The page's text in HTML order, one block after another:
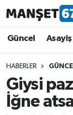
Güncel Asayiş
HABERLER
Giysi
İğne
Güncel
Asayiş
Siyaset